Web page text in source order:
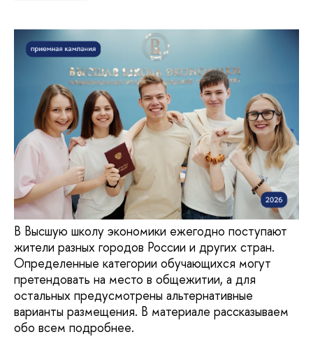
В Высшую школу экономики ежегодно поступают
жители разных городов России и других стран.
Определенные категории обучающихся могут
претендовать на место в общежитии, а для
остальных предусмотрены альтернативные
варианты размещения. В материале рассказываем
обо всем подробнее.